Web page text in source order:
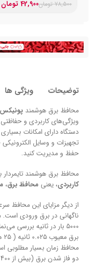
78,500 تومان42,900 تومان
توضیحات ویژگی ها
محافظ برق هوشمند پونیکس
ویژگی‌های کاربردی و
دستگاه دارای امکانات
تجهیزات و وسایل
حفظ و مدیریت کنید.
محافظ برق هوشمند
کاربردی، یعنی محافظ برق،
از دیگر مزایای این محافظ
ناگهانی در برق ورودی
۵۰۰۰ بار در ثانیه بررسی
محافظ زمان بسیار مطلوبی
دو فاز شدن برق (بیش از 400 ولت) کاملا ایمن است.